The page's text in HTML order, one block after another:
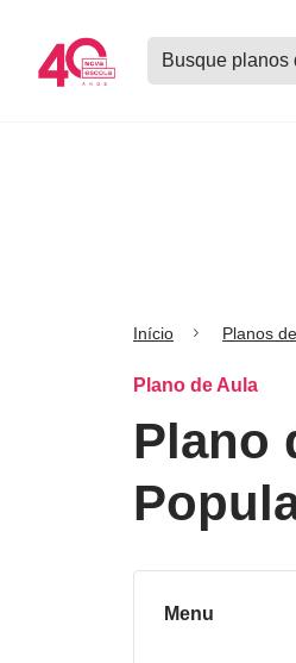
Buscar
planos
Início Planos
Plano de Aula
Plano
Menu